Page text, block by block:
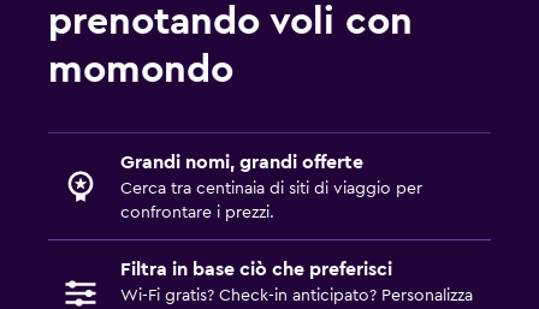
prenotando voli con
momondo
Grandi nomi, grandi offerte
Cerca tra centinaia di siti di viaggio per
confrontare i prezzi.
Filtra in base ciò che preferisci
Wi-Fi gratis? Check-in anticipato? Personalizza